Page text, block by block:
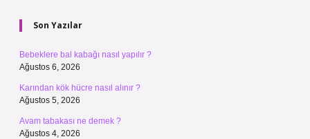
Son Yazılar
Bebeklere bal kabağı nasıl yapılır ?
Ağustos 6, 2026
Karından kök hücre nasıl alınır ?
Ağustos 5, 2026
Avam tabakası ne demek ?
Ağustos 4, 2026